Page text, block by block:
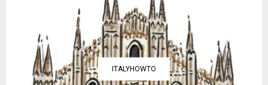
ITALYHOWTO